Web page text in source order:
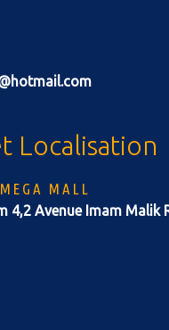
Localisation
MALL
4,2 Avenue Imam Malik